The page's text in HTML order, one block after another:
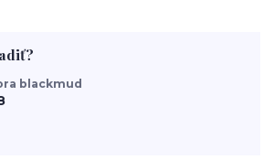
blackmud